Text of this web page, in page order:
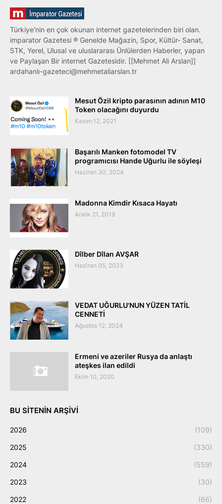
Türkiye'nin en çok okunan internet gazetelerinden biri olan.
imparator Gazetesi ® Genelde Mağazin, Spor, Kültür- Sanat,
STK, Yerel, Ulusal ve uluslararası Ünlülerden Haberler, yapan
ve Paylaşan Bir internet Gazetesidir. [[Mehmet Ali Arslan]]
ardahanlı-gazeteci@mehmetaliarslan.tr
Mesut Özil kripto parasının adının M10
Token olacağını duyurdu
Kasım 12, 2021
Başarılı Manken fotomodel TV
programıcısı Hande Uğurlu ile söyleşi
Haziran 30, 2024
Madonna Kimdir Kısaca Hayatı
Aralık 21, 2019
Dîlber Dîlan AVŞAR
Haziran 05, 2023
VEDAT UĞURLU'NUN YÜZEN TATİL
CENNETİ
Ağustos 12, 2024
Ermeni ve azeriler Rusya da anlaştı
ateşkes ilan edildi
Ekim 10, 2020
BU SITENIN ARŞIVI
2026 (109)
2025 (330)
2024 (559)
2023 (30)
2022 (66)